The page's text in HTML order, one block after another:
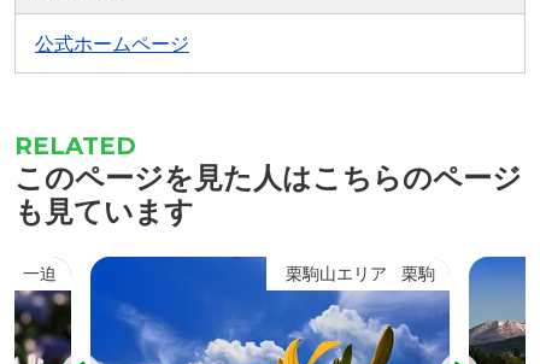
公式ホームページ
このページを見た人はこちらのページ
も見ています
一迫 栗駒山エリア 栗駒